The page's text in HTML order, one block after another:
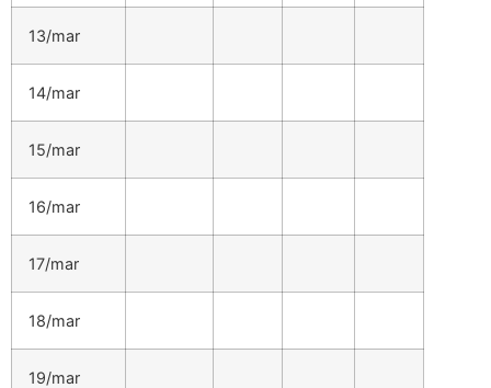
13/mar
14/mar
15/mar
16/mar
17/mar
18/mar
19/mar